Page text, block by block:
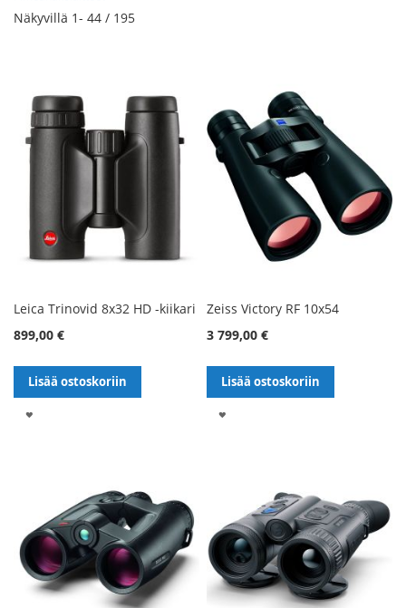
Näkyvillä 1- 44 / 195
Leica Trinovid 8x32 HD -kiikari
899,00 €
Lisää ostoskoriin
Zeiss Victory RF 10x54
3 799,00 €
Lisää ostoskoriin